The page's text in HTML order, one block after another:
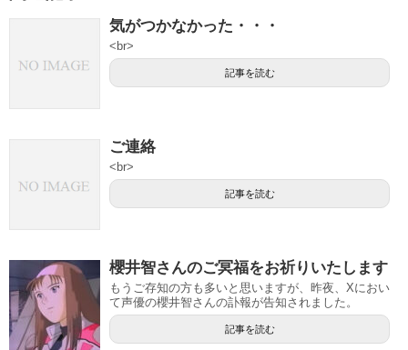
気がつかなかった・・・
<br>
記事を読む
ご連絡
<br>
記事を読む
櫻井智さんのご冥福をお祈りいたします
もうご存知の方も多いと思いますが、昨夜、Xにおい
て声優の櫻井智さんの訃報が告知されました。
記事を読む